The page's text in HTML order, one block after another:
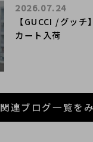
【GUCCI /グッ
カート入荷
2026.07.24
関連ブログ一覧を